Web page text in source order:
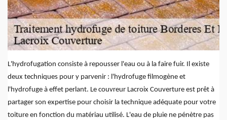
L'hydrofugation consiste à repousser l'eau ou à la faire fuir. Il existe
deux techniques pour y parvenir : l'hydrofuge filmogène et
l'hydrofuge à effet perlant. Le couvreur Lacroix Couverture est prêt à
partager son expertise pour choisir la technique adéquate pour votre
toiture en fonction du matériau utilisé. L'eau de pluie ne pénètre pas